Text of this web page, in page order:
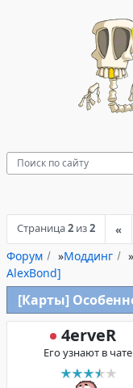
Страница2 из2 «
Форум »Моддинг »
AlexBond]
[Карты]
4erveR
Его узнают в чате